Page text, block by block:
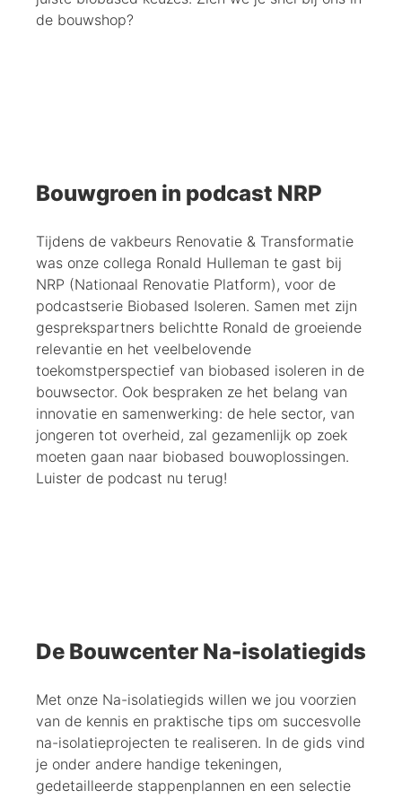
de bouwshop?
Bouwgroen in podcast NRP
Tijdens de vakbeurs Renovatie & Transformatie
was onze collega Ronald Hulleman te gast bij
NRP (Nationaal Renovatie Platform), voor de
podcastserie Biobased Isoleren. Samen met zijn
gesprekspartners belichtte Ronald de groeiende
relevantie en het veelbelovende
toekomstperspectief van biobased isoleren in de
bouwsector. Ook bespraken ze het belang van
innovatie en samenwerking: de hele sector, van
jongeren tot overheid, zal gezamenlijk op zoek
moeten gaan naar biobased bouwoplossingen.
Luister de podcast nu terug!
De Bouwcenter Na-isolatiegids
Met onze Na-isolatiegids willen we jou voorzien
van de kennis en praktische tips om succesvolle
na-isolatieprojecten te realiseren. In de gids vind
je onder andere handige tekeningen,
gedetailleerde stappenplannen en een selectie